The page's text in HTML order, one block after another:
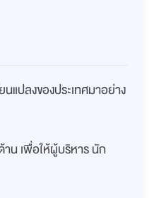
แปลงของประเทศมาอย่าง
น เพื่อให้ผู้บริหาร นัก